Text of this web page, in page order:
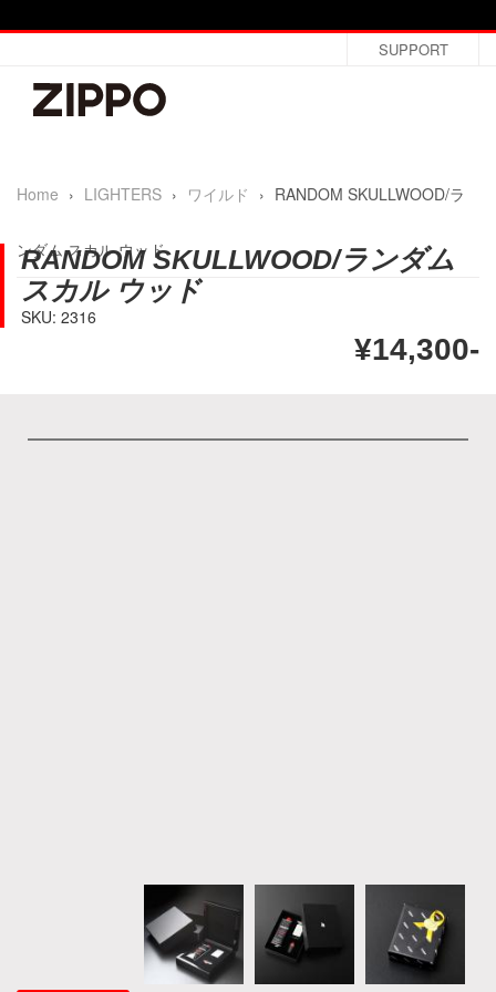
SUPPORT
Home › LIGHTERS › ワイルド › RANDOM SKULLWOOD/ラ
ンダム スカル ウッド
RANDOM SKULLWOOD/ランダム
スカル ウッド
SKU: 2316
¥14,300-